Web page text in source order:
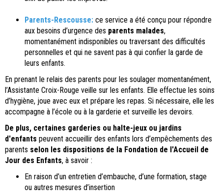
Parents-Rescousse: ce service a été conçu pour répondre
aux besoins d’urgence des parents malades,
momentanément indisponibles ou traversant des difficultés
personnelles et qui ne savent pas à qui confier la garde de
leurs enfants.
En prenant le relais des parents pour les soulager momentanément,
l’Assistante Croix-Rouge veille sur les enfants. Elle effectue les soins
d’hygiène, joue avec eux et prépare les repas. Si nécessaire, elle les
accompagne à l’école ou à la garderie et surveille les devoirs.
De plus, certaines garderies ou halte-jeux ou jardins
d'enfants peuvent accueillir des enfants lors d’empêchements des
parents selon les dispositions de la Fondation de l'Accueil de
Jour des Enfants, à savoir :
En raison d’un entretien d’embauche, d’une formation, stage
ou autres mesures d’insertion